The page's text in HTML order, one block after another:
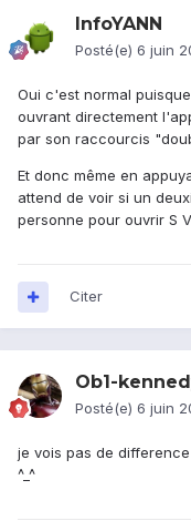
InfoYANN
Posté(e) 6 juin
Oui c'est normal
ouvrant directement
par son raccourcis
Et donc même en
attend de voir si un
personne pour ouvrir S
Citer
Ob1-
Posté(e) 6 juin
je vois pas de
^_^